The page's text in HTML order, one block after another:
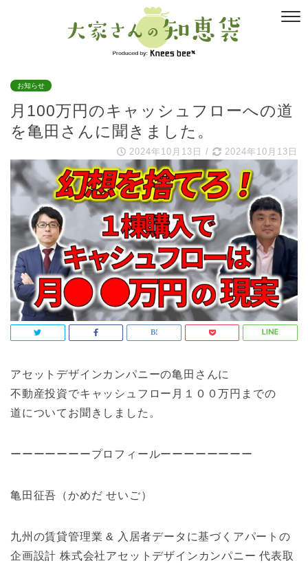
お知らせ
月100万円のキャッシュフローへの道
を亀田さんに聞きました。
2024年10月13日 / 2024年10月13日
アセットデザインカンパニーの亀田さんに
不動産投資でキャッシュフロー月１００万円までの
道についてお聞きしました。
ーーーーーーープロフィールーーーーーーーー
亀田征吾（かめだ せいご）
九州の賃貸管理業 & 入居者データに基づくアパートの
企画設計 株式会社アセットデザインカンパニー 代表取